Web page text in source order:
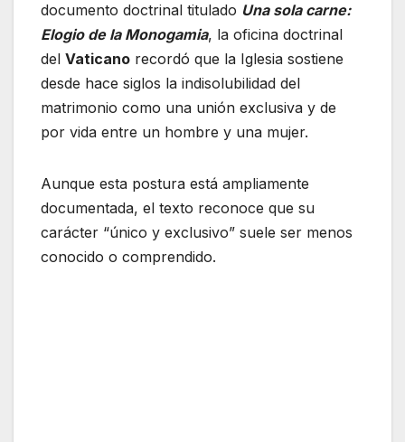
documento doctrinal titulado Una sola carne:
Elogio de la Monogamia, la oficina doctrinal
del Vaticano recordó que la Iglesia sostiene
desde hace siglos la indisolubilidad del
matrimonio como una unión exclusiva y de
por vida entre un hombre y una mujer.
Aunque esta postura está ampliamente
documentada, el texto reconoce que su
carácter “único y exclusivo” suele ser menos
conocido o comprendido.